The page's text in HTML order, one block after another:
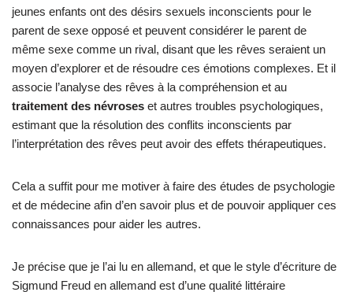
jeunes enfants ont des désirs sexuels inconscients pour le
parent de sexe opposé et peuvent considérer le parent de
même sexe comme un rival, disant que les rêves seraient un
moyen d’explorer et de résoudre ces émotions complexes. Et il
associe l’analyse des rêves à la compréhension et au
traitement des névroses et autres troubles psychologiques,
estimant que la résolution des conflits inconscients par
l’interprétation des rêves peut avoir des effets thérapeutiques.
Cela a suffit pour me motiver à faire des études de psychologie
et de médecine afin d’en savoir plus et de pouvoir appliquer ces
connaissances pour aider les autres.
Je précise que je l’ai lu en allemand, et que le style d’écriture de
Sigmund Freud en allemand est d’une qualité littéraire